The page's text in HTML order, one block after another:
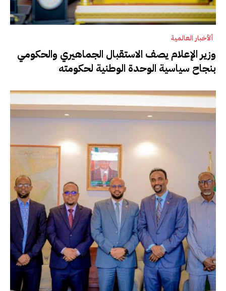
ألأخبار العالمية
وزير الإعلام يصف الاستقبال الجماهيري والحكومي
بنجاح سياسية الوحدة الوطنية لحكومته